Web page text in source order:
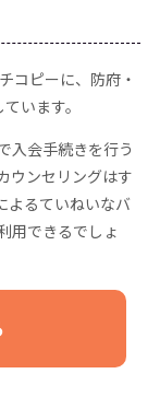
コピーに、防府・
います。
入会手続きを行う
ウンセリングはす
よるていねいなバ
用できるでしょ